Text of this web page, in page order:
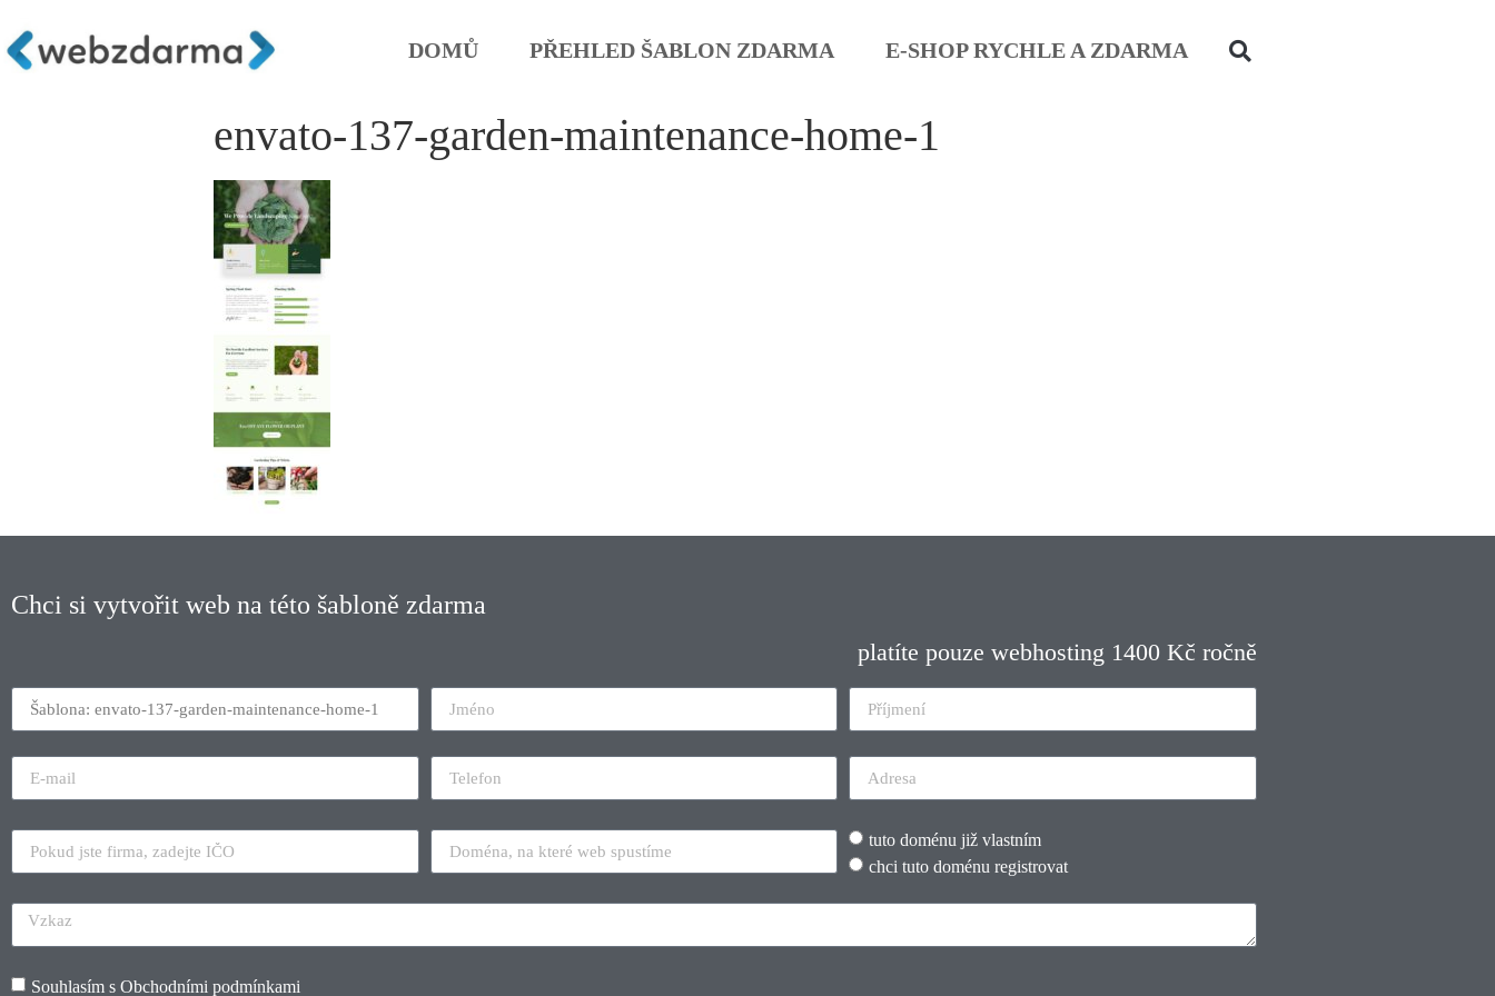
DOMŮ PŘEHLED ŠABLON ZDARMA E-SHOP RYCHLE A ZDARMA
envato-137-garden-maintenance-home-1
Chci si vytvořit web na této šabloně zdarma
platíte pouze webhosting 1400 Kč ročně
tuto doménu již vlastním
chci tuto doménu registrovat
Souhlasím s Obchodními podmínkami